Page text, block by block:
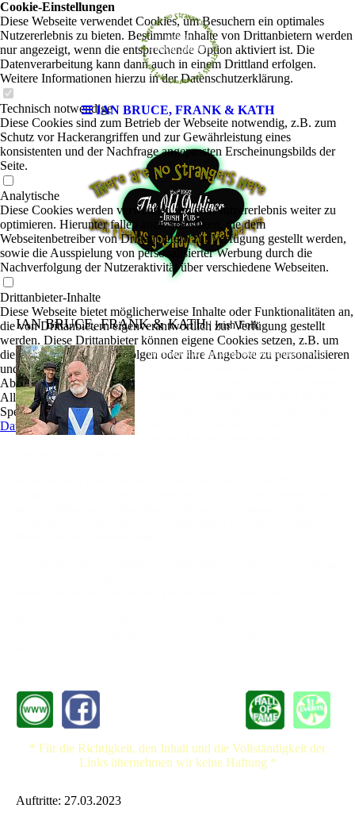
IAN BRUCE, FRANK & KATH
IAN BRUCE, FRANK & KATH | Irish Folk
Ian Bruce und Katharina Bramkamplassen sich
* Für die Richtigkeit, den Inhalt und die Vollständigkeit der
Links übernehmen wir keine Haftung *
Auftritte: 27.03.2023
Cookie-Einstellungen
Diese Webseite verwendet Cookies, um Besuchern ein optimales
Nutzererlebnis zu bieten. Bestimmte Inhalte von Drittanbietern werden
nur angezeigt, wenn die entsprechende Option aktiviert ist. Die
Datenverarbeitung kann dann auch in einem Drittland erfolgen.
Weitere Informationen hierzu in der Datenschutzerklärung.
Technisch notwendige
Diese Cookies sind zum Betrieb der Webseite notwendig, z.B. zum
Schutz vor Hackerangriffen und zur Gewährleistung eines
konsistenten und der Nachfrage angepassten Erscheinungsbilds der
Seite.
Analytische
Diese Cookies werden verwendet, um das Nutzererlebnis weiter zu
optimieren. Hierunter fallen auch Statistiken, die dem
Webseitenbetreiber von Drittanbietern zur Verfügung gestellt werden,
sowie die Ausspielung von personalisierter Werbung durch die
Nachverfolgung der Nutzeraktivität über verschiedene Webseiten.
Drittanbieter-Inhalte
Diese Webseite bietet möglicherweise Inhalte oder Funktionalitäten an,
die von Drittanbietern eigenverantwortlich zur Verfügung gestellt
werden. Diese Drittanbieter können eigene Cookies setzen, z.B. um
die Nutzeraktivität zu verfolgen oder ihre Angebote zu personalisieren
und zu optimieren.
Ablehnen
Alle akzeptieren
Speichern
Datenschutz